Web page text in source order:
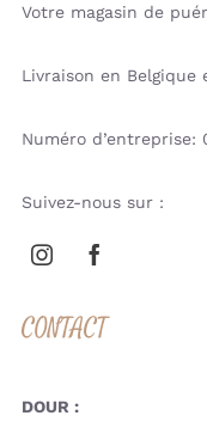
Votre magasin de
Livraison en
Numéro d’entreprise:
Suivez-nous sur :
CONTACT
DOUR :